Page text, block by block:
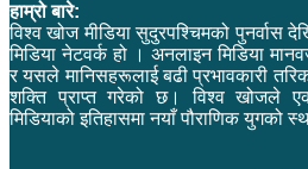
हाम्रो बारे:
विश्व खोज मीडिया सुदुरपश्चिमको पुनर्वास
मिडिया नेटवर्क हो । अनलाइन मिडिया
र यसले मानिसहरूलाई बढी प्रभावकारी
शक्ति प्राप्त गरेको छ। विश्व खोजले एक
मिडियाको इतिहासमा नयाँ पौराणिक युगको